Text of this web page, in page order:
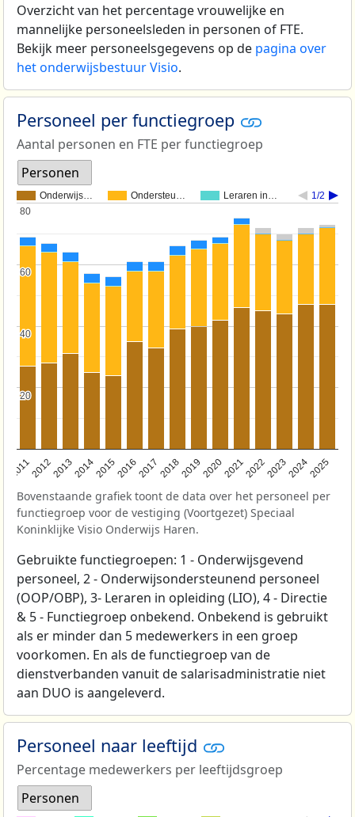
Overzicht van het percentage vrouwelijke en
mannelijke personeelsleden in personen of FTE.
Bekijk meer personeelsgegevens op de pagina over
het onderwijsbestuur Visio.
Personeel per functiegroep
Aantal personen en FTE per functiegroep
Personen
Onderwijs… Ondersteu… Leraren in… 1/2
201120122013201420152016201720182019202020212022202320242025
20
20
40
40
60
60
80
80
Bovenstaande grafiek toont de data over het personeel per
functiegroep voor de vestiging (Voortgezet) Speciaal
Koninklijke Visio Onderwijs Haren.
Gebruikte functiegroepen: 1 - Onderwijsgevend
personeel, 2 - Onderwijsondersteunend personeel
(OOP/OBP), 3- Leraren in opleiding (LIO), 4 - Directie
& 5 - Functiegroep onbekend. Onbekend is gebruikt
als er minder dan 5 medewerkers in een groep
voorkomen. En als de functiegroep van de
dienstverbanden vanuit de salarisadministratie niet
aan DUO is aangeleverd.
Personeel naar leeftijd
Percentage medewerkers per leeftijdsgroep
Personen